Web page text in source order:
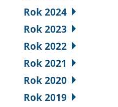
Rok 2024
Rok 2023
Rok 2022
Rok 2021
Rok 2020
Rok 2019